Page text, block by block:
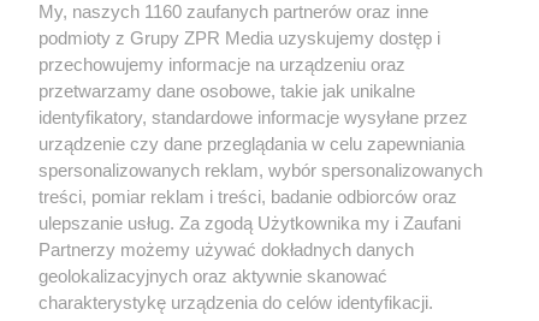
Żaden utwór zamieszczony w serwisie nie może być powielany i
rozpowszechniany lub dalej rozpowszechniany w jakikolwiek sposób (w
tym także elektroniczny lub mechaniczny) na jakimkolwiek polu
eksploatacji w jakiejkolwiek formie, włącznie z umieszczaniem w
Internecie bez pisemnej zgody właściciela praw. Jakiekolwiek użycie lub
wykorzystanie utworów w całości lub w części z naruszeniem prawa,
tzn. bez właściwej zgody, jest zabronione pod groźbą kary i może być
ścigane prawnie.
My, naszych 1160 zaufanych partnerów oraz inne
podmioty z Grupy ZPR Media uzyskujemy dostęp i
przechowujemy informacje na urządzeniu oraz
przetwarzamy dane osobowe, takie jak unikalne
identyfikatory, standardowe informacje wysyłane przez
urządzenie czy dane przeglądania w celu zapewniania
spersonalizowanych reklam, wybór spersonalizowanych
treści, pomiar reklam i treści, badanie odbiorców oraz
ulepszanie usług. Za zgodą Użytkownika my i Zaufani
Partnerzy możemy używać dokładnych danych
geolokalizacyjnych oraz aktywnie skanować
charakterystykę urządzenia do celów identyfikacji.